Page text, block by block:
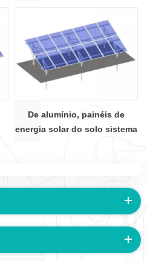
De alumínio, painéis de
energia solar do solo sistema